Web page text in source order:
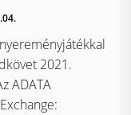
​​​​​​​2021.
ADATA